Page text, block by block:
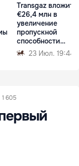
Transgaz вложит
€26,4 млн в
увеличение
пропускной
способности
газопровода в
Молдову
23 Июл. 19:44
1 605